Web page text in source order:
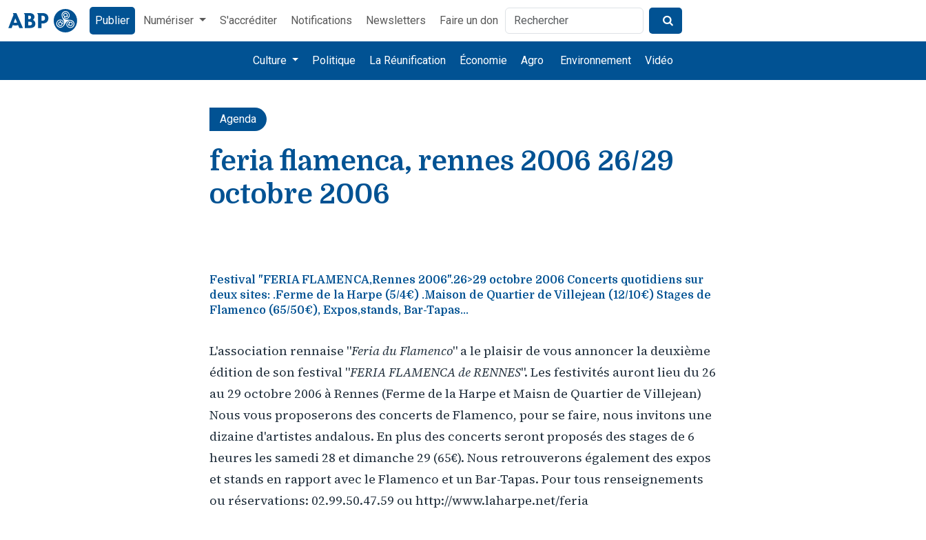
Publier Numériser S'accréditer Notifications Newsletters Faire un don
Culture Politique La Réunification Économie Agro Environnement Vidéo
Agenda
feria flamenca, rennes 2006 26/29
octobre 2006
Festival "FERIA FLAMENCA,Rennes 2006".26>29 octobre 2006 Concerts quotidiens sur
deux sites: .Ferme de la Harpe (5/4€) .Maison de Quartier de Villejean (12/10€) Stages de
Flamenco (65/50€), Expos,stands, Bar-Tapas...
L'association rennaise "Feria du Flamenco" a le plaisir de vous annoncer la deuxième
édition de son festival "FERIA FLAMENCA de RENNES". Les festivités auront lieu du 26
au 29 octobre 2006 à Rennes (Ferme de la Harpe et Maisn de Quartier de Villejean)
Nous vous proposerons des concerts de Flamenco, pour se faire, nous invitons une
dizaine d'artistes andalous. En plus des concerts seront proposés des stages de 6
heures les samedi 28 et dimanche 29 (65€). Nous retrouverons également des expos
et stands en rapport avec le Flamenco et un Bar-Tapas. Pour tous renseignements
ou réservations: 02.99.50.47.59 ou http://www.laharpe.net/feria